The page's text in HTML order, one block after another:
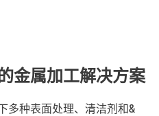
金属加工解决方案
多种表面处理、清洁剂和&